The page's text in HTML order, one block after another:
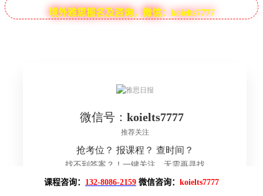
境外雅思报名及咨询，微信：koielts7777
课程咨询： 132-8086-2159 微信咨询： koielts7777